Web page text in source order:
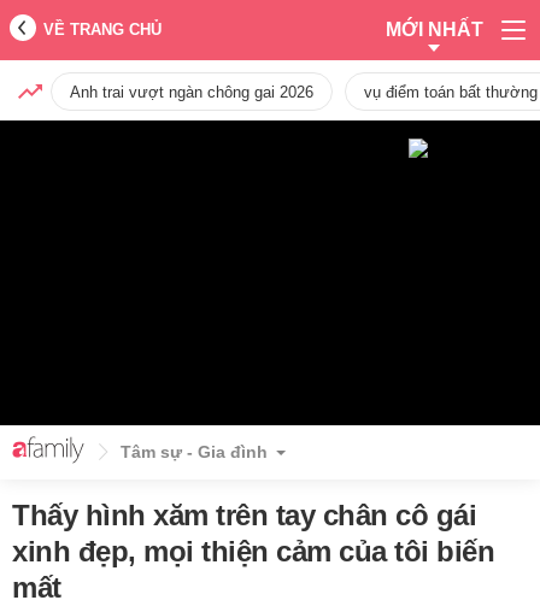
VỀ TRANG CHỦ MỚI NHẤT
Anh trai vượt ngàn chông gai 2026 vụ điểm toán bất
Tâm sự - Gia đình
Thấy hình xăm trên tay chân cô gái
xinh đẹp, mọi thiện cảm của tôi biến
mất